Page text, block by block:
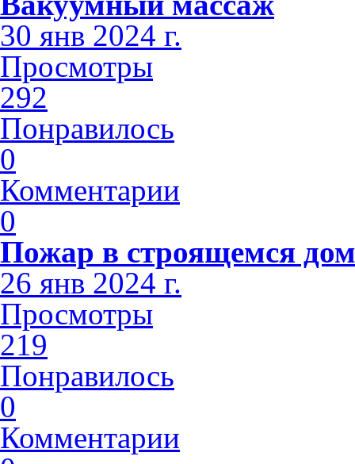
30 янв 2024 г.
Просмотры
292
Понравилось
0
Комментарии
0
Пожар в строящемся
26 янв 2024 г.
Просмотры
219
Понравилось
0
Комментарии